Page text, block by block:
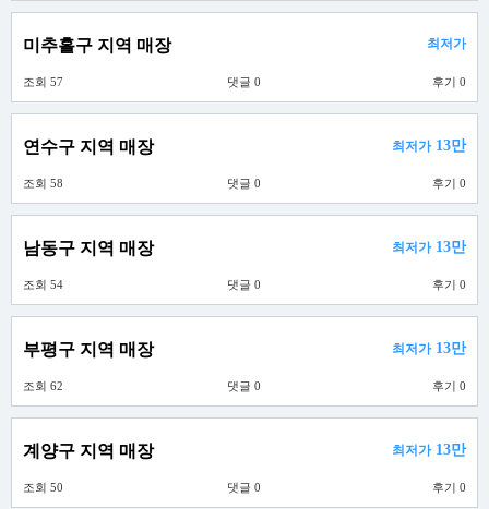
미추홀구 지역 매장 최저가
조회 57 댓글 0 후기 0
연수구 지역 매장 최저가13만
조회 58 댓글 0 후기 0
남동구 지역 매장 최저가13만
조회 54 댓글 0 후기 0
부평구 지역 매장 최저가13만
조회 62 댓글 0 후기 0
계양구 지역 매장 최저가13만
조회 50 댓글 0 후기 0